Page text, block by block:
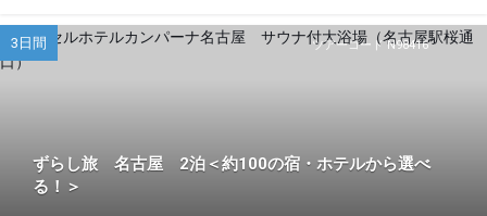
ツアーコード N98416
3日間
ずらし旅 名古屋 2泊＜約100の宿・ホテルから選べ
る！＞